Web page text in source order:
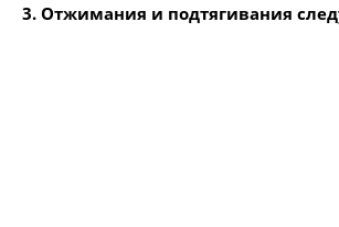
3. Отжимания и подтягивания